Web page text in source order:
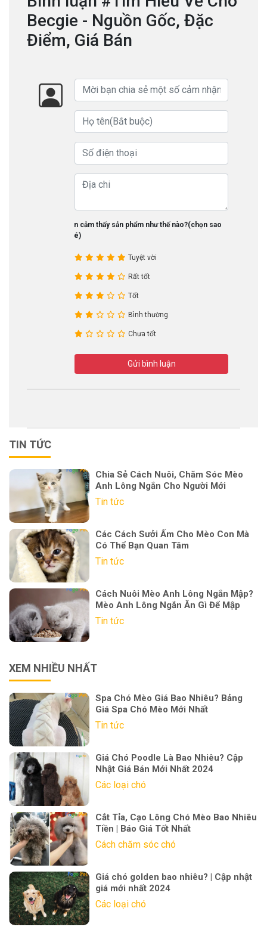
Becgie - Nguồn Gốc, Đặc
Điểm, Giá Bán
Bạn cảm thấy sản phẩm như thế nào?(chọn sao
nhé)
Tuyệt vời
Rất tốt
Tốt
Bình thường
Chưa tốt
Gửi bình luận
TIN TỨC
Chia Sẻ Cách Nuôi, Chăm Sóc Mèo
Anh Lông Ngắn Cho Người Mới
Tin tức
Các Cách Sưởi Ấm Cho Mèo Con Mà
Có Thể Bạn Quan Tâm
Tin tức
Cách Nuôi Mèo Anh Lông Ngắn Mập?
Mèo Anh Lông Ngắn Ăn Gì Để Mập
Tin tức
XEM NHIỀU NHẤT
Spa Chó Mèo Giá Bao Nhiêu? Bảng
Giá Spa Chó Mèo Mới Nhất
Tin tức
Giá Chó Poodle Là Bao Nhiêu? Cập
Nhật Giá Bán Mới Nhất 2024
Các loại chó
Cắt Tỉa, Cạo Lông Chó Mèo Bao Nhiêu
Tiền | Báo Giá Tốt Nhất
Cách chăm sóc chó
Giá chó golden bao nhiêu? | Cập nhật
giá mới nhất 2024
Các loại chó